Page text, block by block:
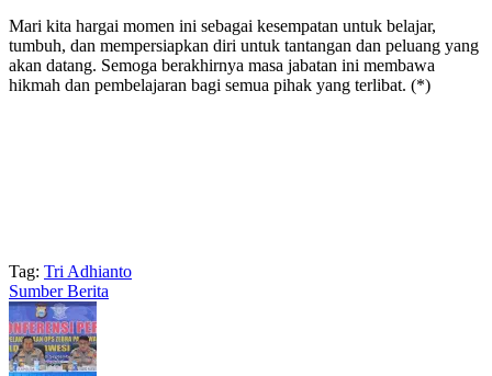
Mari kita hargai momen ini sebagai kesempatan untuk belajar,
tumbuh, dan mempersiapkan diri untuk tantangan dan peluang yang
akan datang. Semoga berakhirnya masa jabatan ini membawa
hikmah dan pembelajaran bagi semua pihak yang terlibat. (*)
Tag: Tri Adhianto
Sumber Berita